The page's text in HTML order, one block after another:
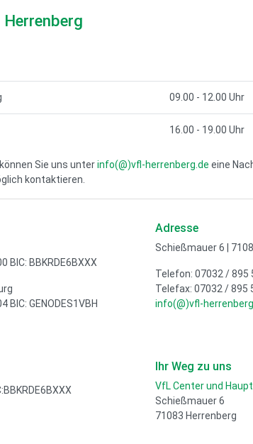
09.00 - 12.00 Uhr
16.00 - 19.00 Uhr
Sie uns unterinfo(@)vfl-herrenberg.de eine
kontaktieren.
BIC: BBKRDE6BXXX
BIC: GENODES1VBH
Adresse
Schießmauer 6 |
Telefon: 07032 / 895
Telefax: 07032 / 895
info(@)vfl-
Ihr Weg zu uns
VfL Center und
Schießmauer 6
71083 Herrenberg